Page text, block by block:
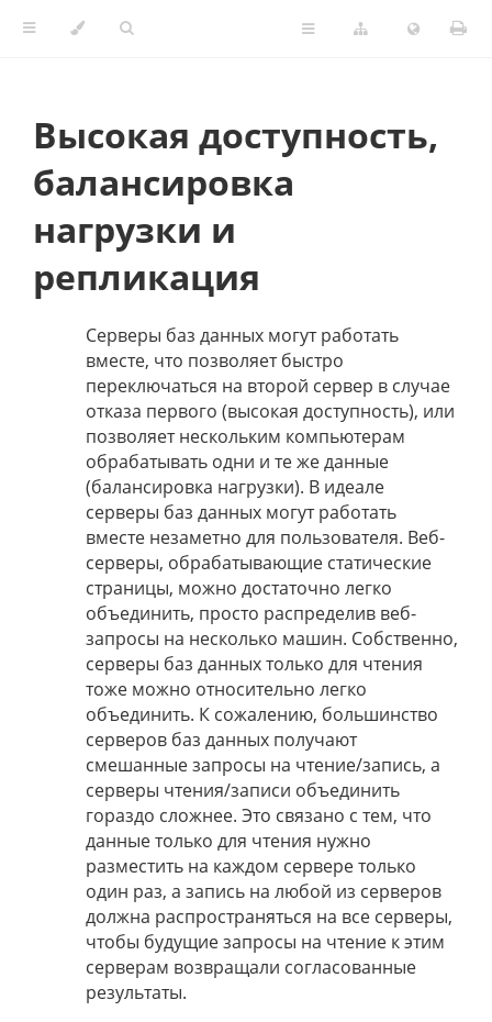
Высокая доступность,
балансировка
нагрузки и
репликация
Серверы баз данных могут работать
вместе, что позволяет быстро
переключаться на второй сервер в случае
отказа первого (высокая доступность), или
позволяет нескольким компьютерам
обрабатывать одни и те же данные
(балансировка нагрузки). В идеале
серверы баз данных могут работать
вместе незаметно для пользователя. Веб-
серверы, обрабатывающие статические
страницы, можно достаточно легко
объединить, просто распределив веб-
запросы на несколько машин. Собственно,
серверы баз данных только для чтения
тоже можно относительно легко
объединить. К сожалению, большинство
серверов баз данных получают
смешанные запросы на чтение/запись, а
серверы чтения/записи объединить
гораздо сложнее. Это связано с тем, что
данные только для чтения нужно
разместить на каждом сервере только
один раз, а запись на любой из серверов
должна распространяться на все серверы,
чтобы будущие запросы на чтение к этим
серверам возвращали согласованные
результаты.